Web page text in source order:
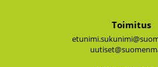
Toimitus